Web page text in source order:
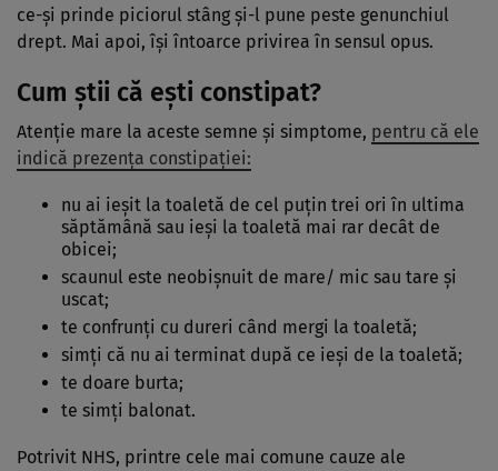
ce-și prinde piciorul stâng și-l pune peste genunchiul
drept. Mai apoi, își întoarce privirea în sensul opus.
Cum știi că ești constipat?
Atenție mare la aceste semne și simptome, pentru că ele
indică prezența constipației:
nu ai ieșit la toaletă de cel puțin trei ori în ultima
săptămână sau ieși la toaletă mai rar decât de
obicei;
scaunul este neobișnuit de mare/ mic sau tare și
uscat;
te confrunți cu dureri când mergi la toaletă;
simți că nu ai terminat după ce ieși de la toaletă;
te doare burta;
te simți balonat.
Potrivit NHS, printre cele mai comune cauze ale